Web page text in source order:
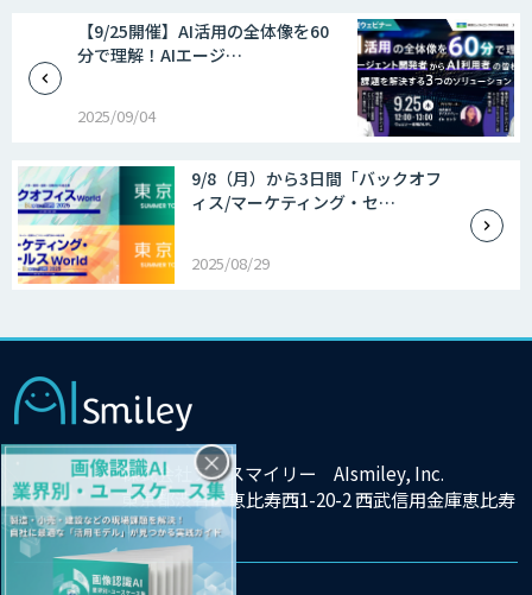
【9/25開催】AI活用の全体像を60
分で理解！AIエージ…
2025/09/04
9/8（月）から3日間「バックオフ
ィス/マーケティング・セ…
2025/08/29
株式会社アイスマイリー AIsmiley, Inc.
東京都渋谷区恵比寿西1-20-2 西武信用金庫恵比寿
ビル9F
×